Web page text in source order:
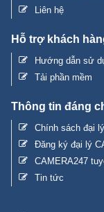
Liên hệ
Hỗ trợ khách
Hướng dẫn sử
Tải phần mềm
Thông tin đáng
Chính sách đại
Đăng ký đại lý
CAMERA247
Tin tức